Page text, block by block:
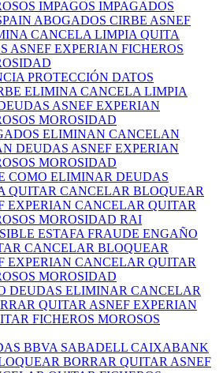
IMPAGOS IMPAGADOS
ABOGADOS CIRBE ASNEF
CANCELA LIMPIA QUITA
ASNEF EXPERIAN FICHEROS
PROTECCIÓN DATOS
ELIMINA CANCELA LIMPIA
ASNEF EXPERIAN
MOROSIDAD
ELIMINAN CANCELAN
DEUDAS ASNEF EXPERIAN
MOROSIDAD
COMO ELIMINAR DEUDAS
QUITAR CANCELAR BLOQUEAR
EXPERIAN CANCELAR QUITAR
MOROSIDAD RAI
ESTAFA FRAUDE ENGAÑO
CANCELAR BLOQUEAR
EXPERIAN CANCELAR QUITAR
MOROSIDAD
DEUDAS ELIMINAR CANCELAR
QUITAR ASNEF EXPERIAN
FICHEROS MOROSOS
BBVA SABADELL CAIXABANK
BORRAR QUITAR ASNEF